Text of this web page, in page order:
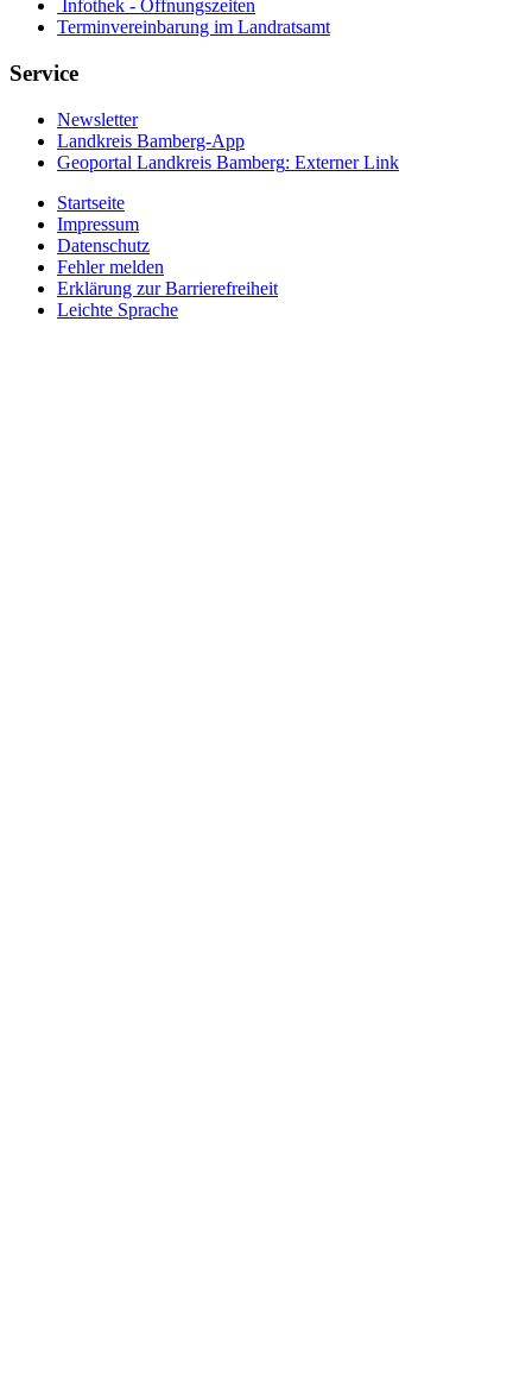
Infothek - Öffnungszeiten
Terminvereinbarung im Landratsamt
Service
Newsletter
Landkreis Bamberg-App
Geoportal Landkreis Bamberg: Externer Link
Startseite
Impressum
Datenschutz
Fehler melden
Erklärung zur Barrierefreiheit
Leichte Sprache